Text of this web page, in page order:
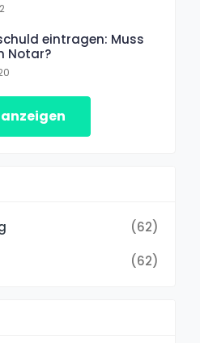
eintragen: Muss
Notar?
(62)
(62)